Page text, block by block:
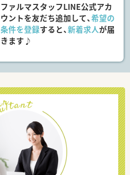
ファルマスタッフLINE公式アカ
ウントを友だち追加して、希望の
条件を登録すると、新着求人が届
きます♪